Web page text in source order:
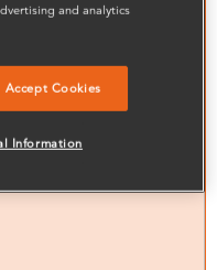
and analytics
Accept Cookies
Information